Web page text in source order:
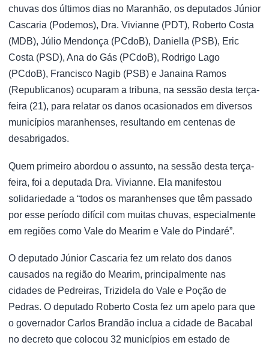
chuvas dos últimos dias no Maranhão, os deputados Júnior
Cascaria (Podemos), Dra. Vivianne (PDT), Roberto Costa
(MDB), Júlio Mendonça (PCdoB), Daniella (PSB), Eric
Costa (PSD), Ana do Gás (PCdoB), Rodrigo Lago
(PCdoB), Francisco Nagib (PSB) e Janaina Ramos
(Republicanos) ocuparam a tribuna, na sessão desta terça-
feira (21), para relatar os danos ocasionados em diversos
municípios maranhenses, resultando em centenas de
desabrigados.
Quem primeiro abordou o assunto, na sessão desta terça-
feira, foi a deputada Dra. Vivianne. Ela manifestou
solidariedade a “todos os maranhenses que têm passado
por esse período difícil com muitas chuvas, especialmente
em regiões como Vale do Mearim e Vale do Pindaré”.
O deputado Júnior Cascaria fez um relato dos danos
causados na região do Mearim, principalmente nas
cidades de Pedreiras, Trizidela do Vale e Poção de
Pedras. O deputado Roberto Costa fez um apelo para que
o governador Carlos Brandão inclua a cidade de Bacabal
no decreto que colocou 32 municípios em estado de